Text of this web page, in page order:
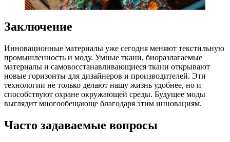
Заключение
Инновационные материалы уже сегодня меняют текстильную
промышленность и моду. Умные ткани, биоразлагаемые
материалы и самовосстанавливающиеся ткани открывают
новые горизонты для дизайнеров и производителей. Эти
технологии не только делают нашу жизнь удобнее, но и
способствуют охране окружающей среды. Будущее моды
выглядит многообещающе благодаря этим инновациям.
Часто задаваемые вопросы